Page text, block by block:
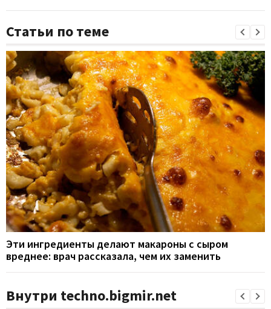
Статьи по теме
Эти ингредиенты делают макароны с сыром
вреднее: врач рассказала, чем их заменить
Внутри techno.bigmir.net